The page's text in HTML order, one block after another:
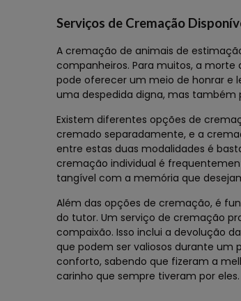
Serviços de Cremação
A cremação de animais de
companheiros. Para muitos, a
pode oferecer um meio de honrar e
uma despedida digna, mas
Existem diferentes opções de
cremado separadamente, e a
entre estas duas modalidades é
cremação individual é
tangível com a memória que
Além das opções de cremação, é
do tutor. Um serviço de cremação
compaixão. Isso inclui a devolução
que podem ser valiosos durante
conforto, sabendo que fizeram a
carinho que sempre tiveram por eles.